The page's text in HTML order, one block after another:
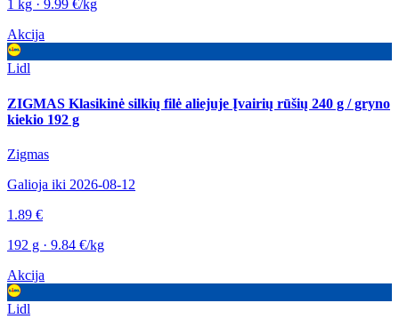
1 kg · 9.99 €/kg
Akcija
Lidl
ZIGMAS Klasikinė silkių filė aliejuje Įvairių rūšių 240 g / gryno
kiekio 192 g
Zigmas
Galioja iki 2026-08-12
1.89 €
192 g · 9.84 €/kg
Akcija
Lidl